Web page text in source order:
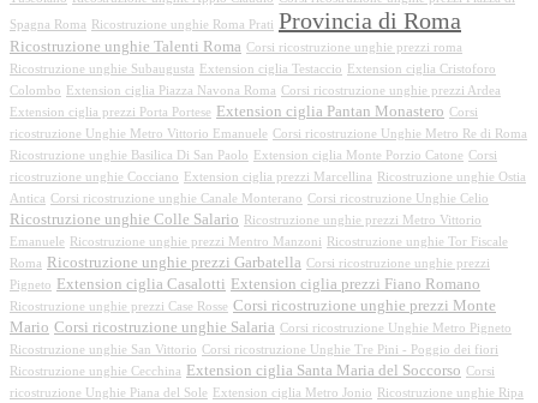
Spagna Roma
Ricostruzione unghie Roma Prati Provincia di Roma
Ricostruzione unghie Talenti Roma Corsi ricostruzione unghie prezzi roma
Ricostruzione unghie Subaugusta
Extension ciglia Testaccio
Extension ciglia Cristoforo
Colombo
Extension ciglia Piazza Navona Roma Corsi ricostruzione unghie prezzi Ardea
Extension ciglia prezzi Porta Portese
Extension ciglia Pantan Monastero Corsi
ricostruzione Unghie Metro Vittorio Emanuele Corsi ricostruzione Unghie Metro Re di Roma
Ricostruzione unghie Basilica Di San Paolo
Extension ciglia Monte Porzio Catone Corsi
ricostruzione unghie Cocciano
Extension ciglia prezzi Marcellina
Ricostruzione unghie Ostia
Antica Corsi ricostruzione unghie Canale Monterano Corsi ricostruzione Unghie Celio
Ricostruzione unghie Colle Salario
Ricostruzione unghie prezzi Metro Vittorio
Emanuele
Ricostruzione unghie prezzi Mentro Manzoni
Ricostruzione unghie Tor Fiscale
Roma
Ricostruzione unghie prezzi Garbatella Corsi ricostruzione unghie prezzi
Pigneto
Extension ciglia Casalotti Extension ciglia prezzi Fiano Romano
Ricostruzione unghie prezzi Case Rosse Corsi ricostruzione unghie prezzi Monte
Mario Corsi ricostruzione unghie Salaria Corsi ricostruzione Unghie Metro Pigneto
Ricostruzione unghie San Vittorio Corsi ricostruzione Unghie Tre Pini - Poggio dei fiori
Ricostruzione unghie Cecchina
Extension ciglia Santa Maria del Soccorso Corsi
ricostruzione Unghie Piana del Sole
Extension ciglia Metro Jonio
Ricostruzione unghie Ripa